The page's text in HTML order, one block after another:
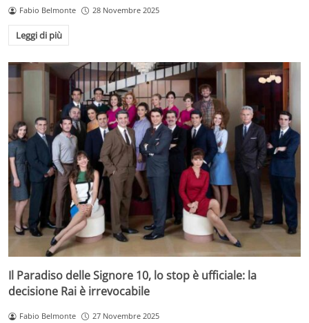
Fabio Belmonte 28 Novembre 2025
Leggi di più
Il Paradiso delle Signore 10, lo stop è ufficiale: la
decisione Rai è irrevocabile
Fabio Belmonte 27 Novembre 2025